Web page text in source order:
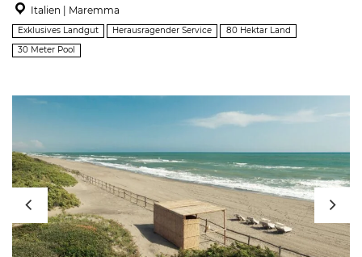
Italien | Maremma
Exklusives Landgut Herausragender Service
80 Hektar Land
30 Meter Pool